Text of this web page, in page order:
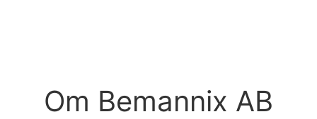
Om Bemannix AB